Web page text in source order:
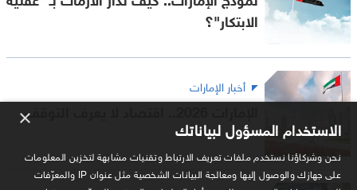
الابتكار"؟
أخبار الإمارات
الإمارات 2026.. اقتصاد لا يعرف التوقف × الاستخدام المسؤول لبياناتك
نحن وشركاؤنا نستخدم ملفات تعريف الارتباط وتقنيات مشابهة لتخزين المعلومات
على جهازك والوصول إليها ومعالجة البيانات الشخصية مثل عنوان IP والمعرّفات